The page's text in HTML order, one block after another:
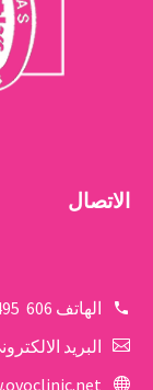
الاتصال
الهاتف 606 495 951 34+
البريد